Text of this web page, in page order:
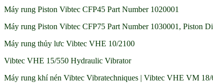
Máy rung Piston Vibtec CFP45 Part Number 1020001
Máy rung Piston Vibtec CFP75 Part Number 1030001, Piston
Máy rung thủy lưc Vibtec VHE 10/2100
Vibtec VHE 15/550 Hydraulic Vibrator
Máy rung khí nén Vibtec Vibratechniques | Vibtec VHE VM